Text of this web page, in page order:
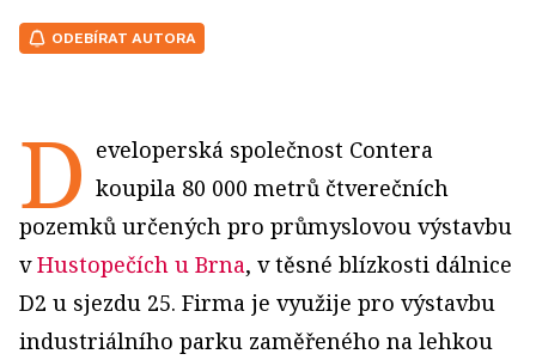
ODEBÍRAT AUTORA
D eveloperská společnost Contera
koupila 80 000 metrů čtverečních
pozemků určených pro průmyslovou výstavbu
vHustopečích u Brna, v těsné blízkosti dálnice
D2 u sjezdu 25. Firma je využije pro výstavbu
industriálního parku zaměřeného na lehkou